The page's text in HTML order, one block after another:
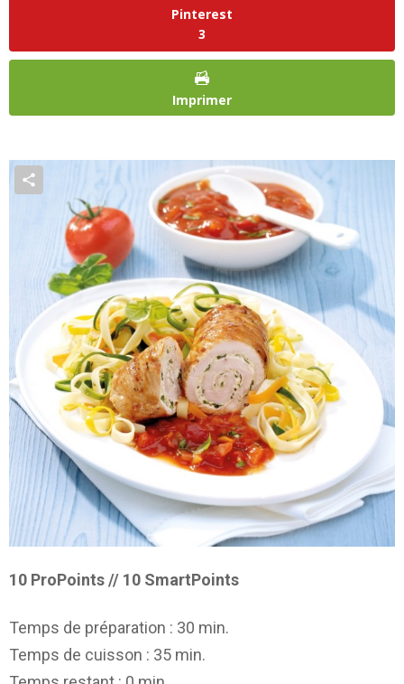
Pinterest
3
Imprimer
10 ProPoints // 10 SmartPoints
Temps de préparation : 30 min.
Temps de cuisson : 35 min.